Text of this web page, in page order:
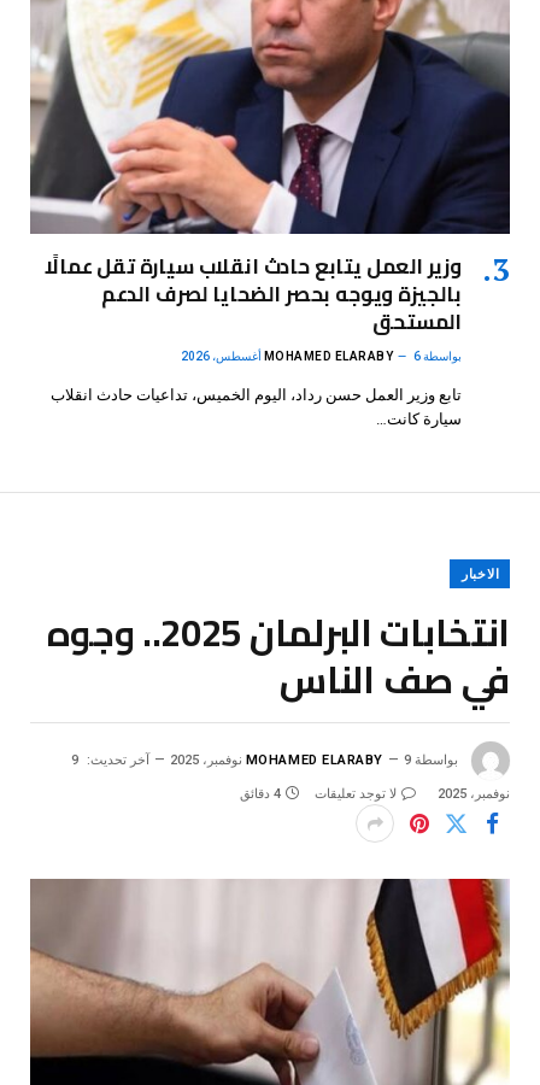
وزير العمل يتابع حادث انقلاب سيارة تقل عمالًا
بالجيزة ويوجه بحصر الضحايا لصرف الدعم
المستحق
بواسطة MOHAMED ELARABY 6 أغسطس، 2026
تابع وزير العمل حسن رداد، اليوم الخميس، تداعيات حادث انقلاب
سيارة كانت…
الاخبار
انتخابات البرلمان 2025.. وجوه
في صف الناس
بواسطة MOHAMED ELARABY 9 نوفمبر، 2025 آخر تحديث: 9
نوفمبر، 2025 لا توجد تعليقات 4 دقائق